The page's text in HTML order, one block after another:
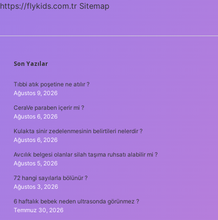
https://flykids.com.tr Sitemap
SIDEBAR
Son Yazılar
Tıbbi atık poşetine ne atılır ?
Ağustos 9, 2026
CeraVe paraben içerir mi ?
Ağustos 6, 2026
Kulakta sinir zedelenmesinin belirtileri nelerdir ?
Ağustos 6, 2026
Avcılık belgesi olanlar silah taşıma ruhsatı alabilir mi ?
Ağustos 5, 2026
72 hangi sayılarla bölünür ?
Ağustos 3, 2026
6 haftalık bebek neden ultrasonda görünmez ?
Temmuz 30, 2026